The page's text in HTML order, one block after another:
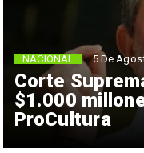
Corte
$1.000
ProCultura
NACIONAL 5 De